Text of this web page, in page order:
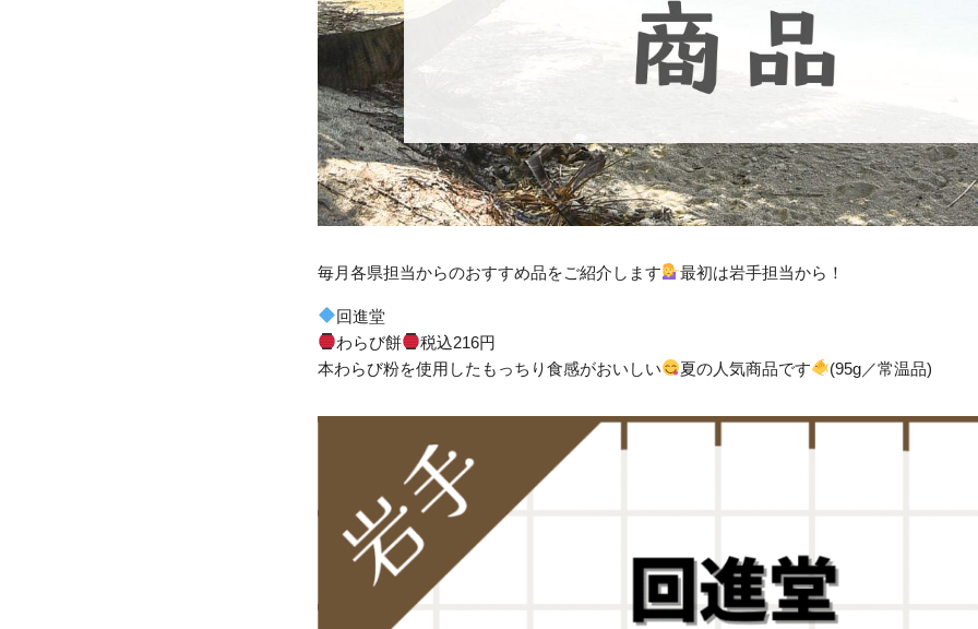
毎月各県担当からのおすすめ品をご紹介します 最初は岩手担当から！
回進堂
わらび餅
税込216円
本わらび粉を使用したもっちり食感がおいしい
夏の人気商品です (95g／常温品)